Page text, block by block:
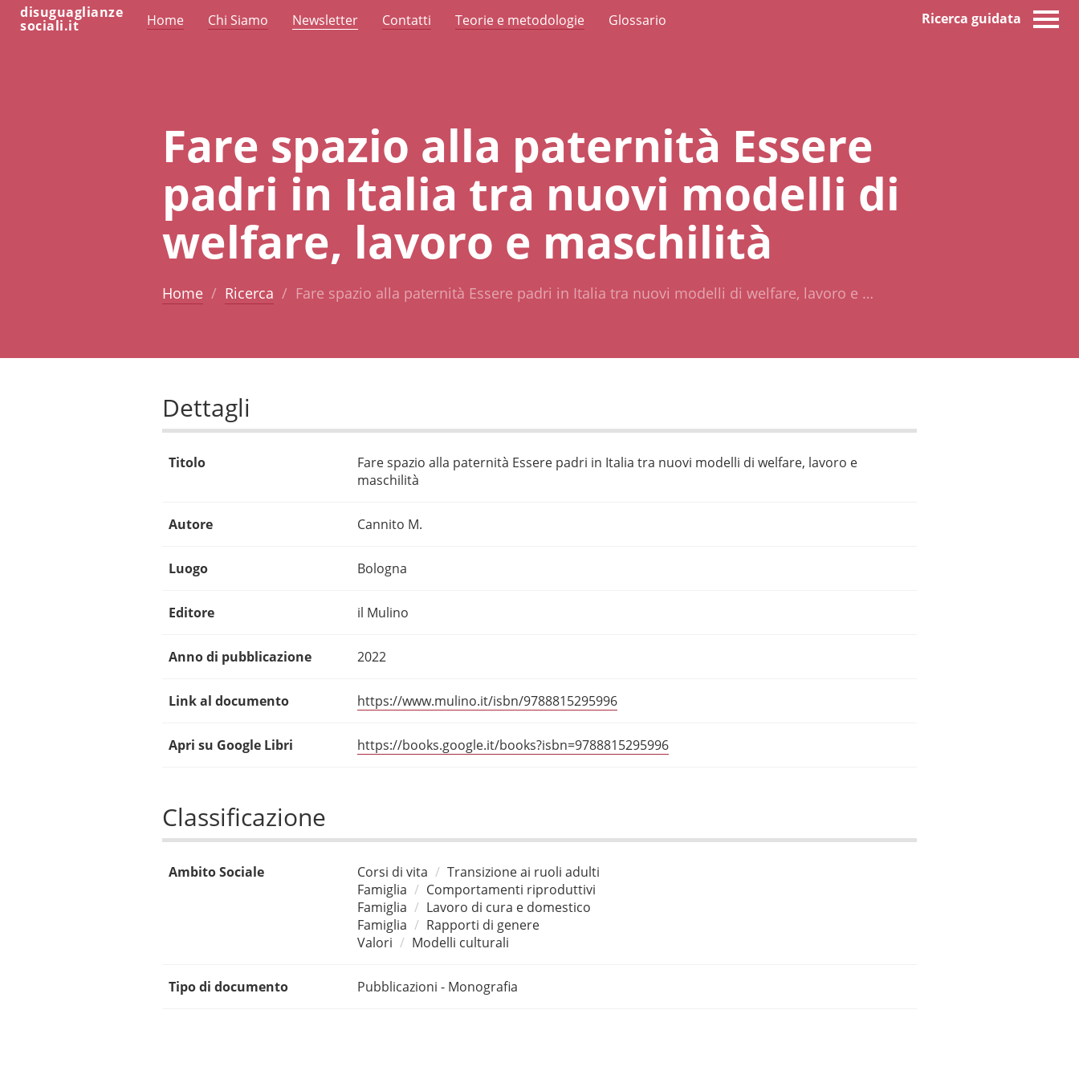
disuguaglianze
sociali.it Home Chi Siamo Newsletter Contatti Teorie e metodologie Glossario Ricerca guidata
Fare spazio alla paternità Essere
padri in Italia tra nuovi modelli di
welfare, lavoro e maschilità
Home Ricerca Fare spazio alla paternità Essere padri in Italia tra nuovi modelli di welfare, lavoro e …
Dettagli
Titolo
Fare spazio alla paternità Essere padri in Italia tra nuovi modelli di welfare, lavoro e
maschilità
Autore Cannito M.
Luogo Bologna
Editore il Mulino
Anno di pubblicazione 2022
Link al documento https://www.mulino.it/isbn/9788815295996
Apri su Google Libri https://books.google.it/books?isbn=9788815295996
Classificazione
Ambito Sociale Corsi di vita
Transizione ai ruoli adulti
Famiglia
Comportamenti riproduttivi
Famiglia
Lavoro di cura e domestico
Famiglia
Rapporti di genere
Valori
Modelli culturali
Tipo di documento Pubblicazioni - Monografia